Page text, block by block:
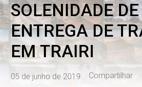
SOLENIDADE DE
ENTREGA DE
EM TRAIRI
05 de junho de 2019 Compartilhar